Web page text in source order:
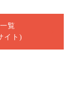
覧
イト)